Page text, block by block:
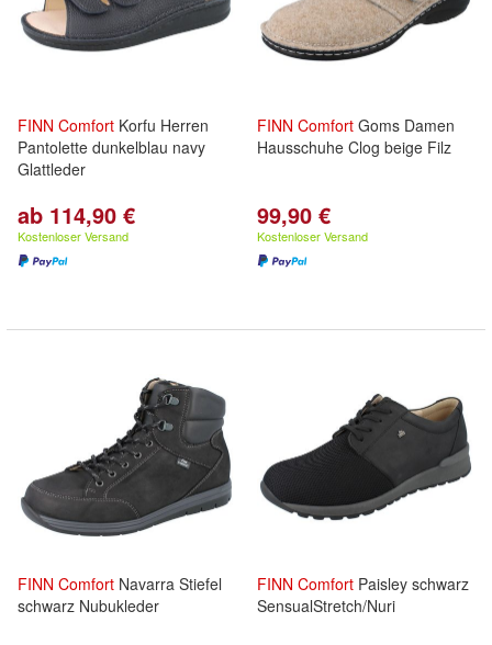
FINN Comfort Korfu Herren
Pantolette dunkelblau navy
Glattleder
ab 114,90 €
Kostenloser Versand
FINN Comfort Goms Damen
Hausschuhe Clog beige Filz
99,90 €
Kostenloser Versand
FINN Comfort Navarra Stiefel
schwarz Nubukleder
FINN Comfort Paisley schwarz
SensualStretch/Nuri